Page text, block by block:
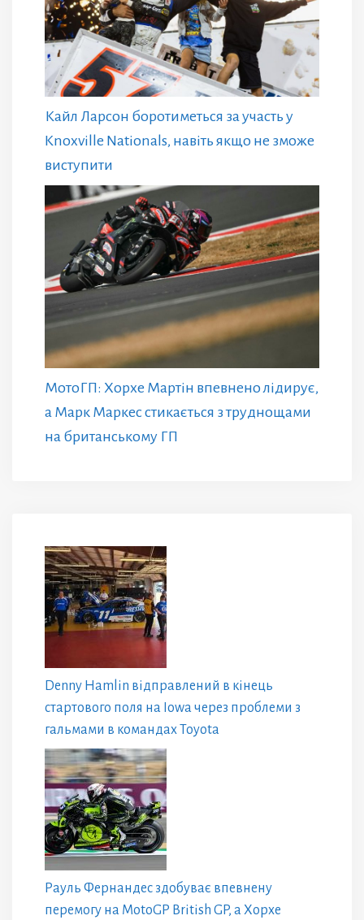
Кайл Ларсон боротиметься за участь у
Knoxville Nationals, навіть якщо не зможе
виступити
МотоГП: Хорхе Мартін впевнено лідирує,
а Марк Маркес стикається з труднощами
на британському ГП
Denny Hamlin відправлений в кінець
стартового поля на Iowa через проблеми з
гальмами в командах Toyota
Рауль Фернандес здобуває впевнену
перемогу на MotoGP British GP, а Хорхе